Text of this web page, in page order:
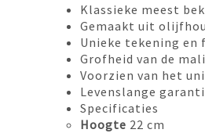
Klassieke meest
Gemaakt uit
Unieke tekening
Grofheid van de
Voorzien van het
Levenslange
Specificaties
Hoogte 22 cm